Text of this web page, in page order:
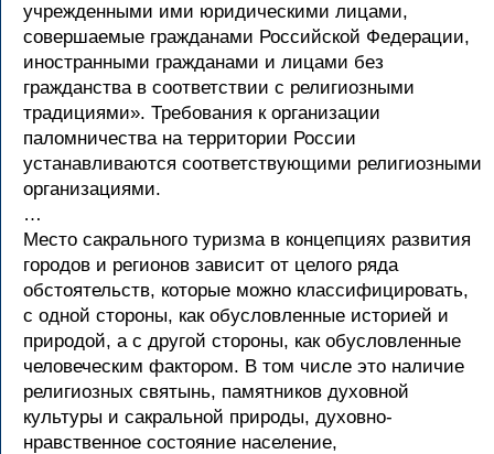
учрежденными ими юридическими лицами,
совершаемые гражданами Российской Федерации,
иностранными гражданами и лицами без
гражданства в соответствии с религиозными
традициями». Требования к организации
паломничества на территории России
устанавливаются соответствующими религиозными
организациями.
…
Место сакрального туризма в концепциях развития
городов и регионов зависит от целого ряда
обстоятельств, которые можно классифицировать,
с одной стороны, как обусловленные историей и
природой, а с другой стороны, как обусловленные
человеческим фактором. В том числе это наличие
религиозных святынь, памятников духовной
культуры и сакральной природы, духовно-
нравственное состояние население,